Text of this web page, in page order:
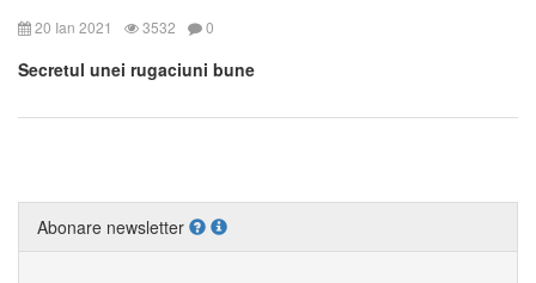
20 Ian 2021 3532 0
Secretul unei rugaciuni bune
Abonare newsletter